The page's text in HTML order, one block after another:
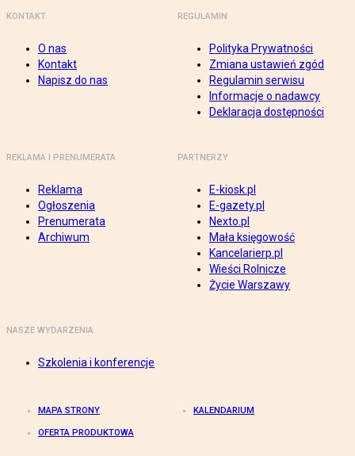
KONTAKT
O nas
Kontakt
Napisz do nas
REGULAMIN
Polityka Prywatności
Zmiana ustawień zgód
Regulamin serwisu
Informacje o nadawcy
Deklaracja dostępności
REKLAMA I PRENUMERATA
Reklama
Ogłoszenia
Prenumerata
Archiwum
PARTNERZY
E-kiosk.pl
E-gazety.pl
Nexto.pl
Mała księgowość
Kancelarierp.pl
Wieści Rolnicze
Życie Warszawy
NASZE WYDARZENIA
Szkolenia i konferencje
MAPA STRONY KALENDARIUM
OFERTA PRODUKTOWA